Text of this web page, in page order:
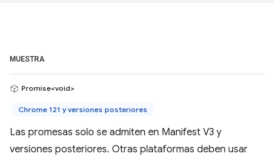
MUESTRA
Promise<void>
Chrome 121 y versiones posteriores
Las promesas solo se admiten en Manifest V3 y
versiones posteriores. Otras plataformas deben usar